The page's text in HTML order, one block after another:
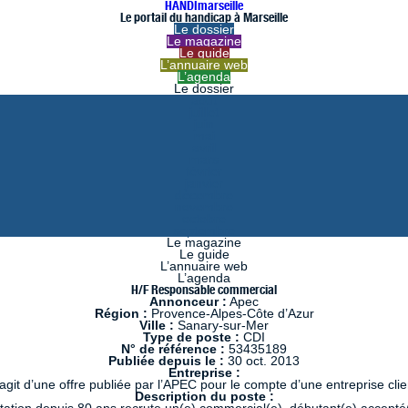
HANDImarseille
Le portail du handicap à Marseille
Le dossier
Le magazine
Le guide
L’annuaire web
L’agenda
Le dossier
Le magazine
Le guide
L’annuaire web
L’agenda
H/F Responsable commercial
Annonceur : Apec
Région : Provence-Alpes-Côte d’Azur
Ville : Sanary-sur-Mer
Type de poste : CDI
N° de référence : 53435189
Publiée depuis le : 30 oct. 2013
Entreprise :
d’une offre publiée par l’APEC pour le compte d’une entreprise
Description du poste :